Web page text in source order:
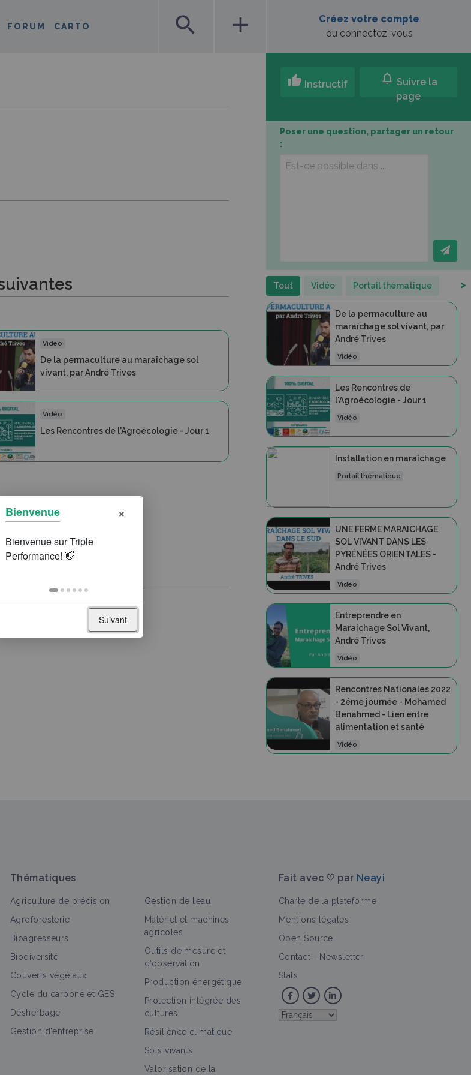
FORUM CARTO search add
Créez votre compte
ou connectez-vous
Vidéo
De la permaculture au maraîchage sol
vivant, par André Trives
Vidéo
Les Rencontres de l'Agroécologie - Jour 1
thumb_up Instructif notifications Suivre la
page
Poser une question, partager un retour
:
Tout Vidéo Portail thématique >
De la permaculture au
maraîchage sol vivant, par
André Trives
Vidéo
Les Rencontres de
l'Agroécologie - Jour 1
Vidéo
Installation en maraîchage
Portail thématique
UNE FERME MARAICHAGE
SOL VIVANT DANS LES
PYRÉNÉES ORIENTALES -
André Trives
Vidéo
Entreprendre en
Maraichage Sol Vivant,
André Trives
Vidéo
Rencontres Nationales 2022
- 2éme journée - Mohamed
Benahmed - Lien entre
alimentation et santé
Vidéo
Thématiques
Agriculture de précision
Agroforesterie
Bioagresseurs
Biodiversité
Couverts végétaux
Cycle du carbone et GES
Désherbage
Gestion d'entreprise
Gestion de l’eau
Matériel et machines
agricoles
Outils de mesure et
d’observation
Production énergétique
Protection intégrée des
cultures
Résilience climatique
Sols vivants
Valorisation de la
Fait avec ♡ par Neayi
Charte de la plateforme
Mentions légales
Open Source
Contact - Newsletter
Stats
Bienvenue ×
Suivant